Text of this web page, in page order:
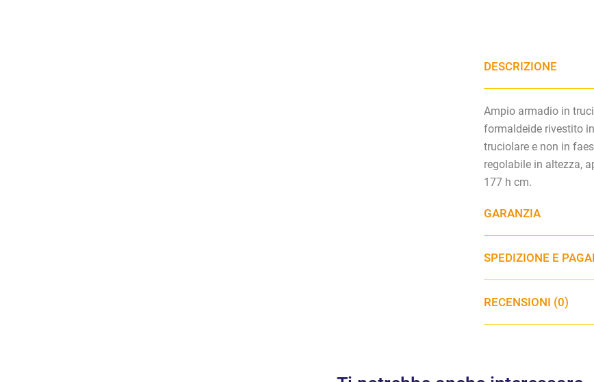
DESCRIZIONE
Ampio armadio in
formaldeide rivestito
truciolare e non in
regolabile in altezza,
177 h cm.
GARANZIA
SPEDIZIONE E
RECENSIONI (0)